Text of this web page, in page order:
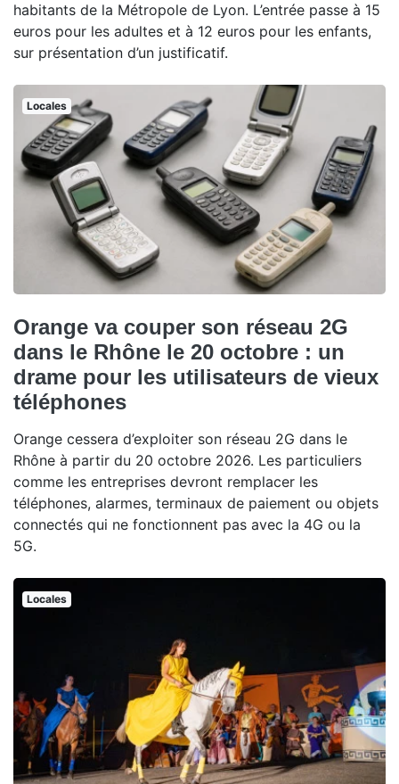
habitants de la Métropole de Lyon. L’entrée passe à 15
euros pour les adultes et à 12 euros pour les enfants,
sur présentation d’un justificatif.
Locales
Orange va couper son réseau 2G
dans le Rhône le 20 octobre : un
drame pour les utilisateurs de vieux
téléphones
Orange cessera d’exploiter son réseau 2G dans le
Rhône à partir du 20 octobre 2026. Les particuliers
comme les entreprises devront remplacer les
téléphones, alarmes, terminaux de paiement ou objets
connectés qui ne fonctionnent pas avec la 4G ou la
5G.
Locales